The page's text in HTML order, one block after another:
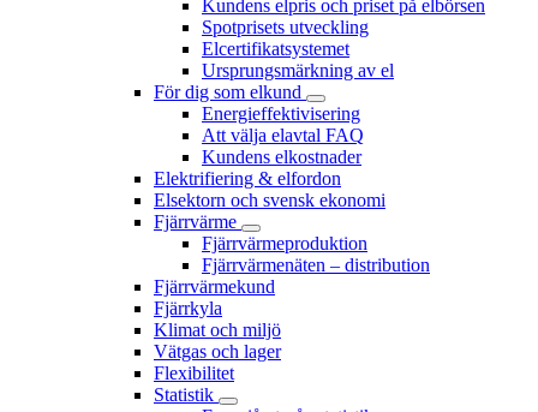
Kundens elpris och priset på elbörsen
Spotprisets utveckling
Elcertifikatsystemet
Ursprungsmärkning av el
För dig som elkund
Energieffektivisering
Att välja elavtal FAQ
Kundens elkostnader
Elektrifiering & elfordon
Elsektorn och svensk ekonomi
Fjärrvärme
Fjärrvärmeproduktion
Fjärrvärmenäten – distribution
Fjärrvärmekund
Fjärrkyla
Klimat och miljö
Vätgas och lager
Flexibilitet
Statistik